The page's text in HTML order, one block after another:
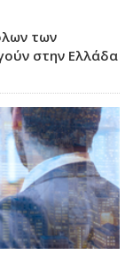
των
στην Ελλάδα